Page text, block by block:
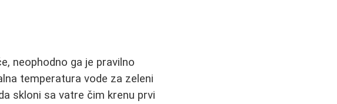
neophodno ga je pravilno
temperatura vode za zeleni
skloni sa vatre čim krenu prvi